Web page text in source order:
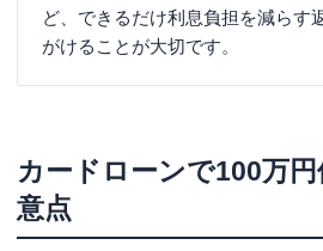
ど、できるだけ利息負担を減らす
がけることが大切です。
カードローンで100万
意点